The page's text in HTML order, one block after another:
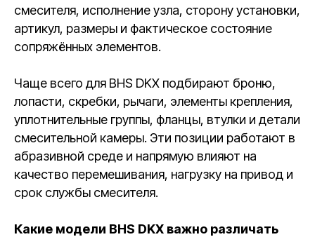
смесителя, исполнение узла, сторону установки,
артикул, размеры и фактическое состояние
сопряжённых элементов.
Чаще всего для BHS DKX подбирают броню,
лопасти, скребки, рычаги, элементы крепления,
уплотнительные группы, фланцы, втулки и детали
смесительной камеры. Эти позиции работают в
абразивной среде и напрямую влияют на
качество перемешивания, нагрузку на привод и
срок службы смесителя.
Какие модели BHS DKX важно различать